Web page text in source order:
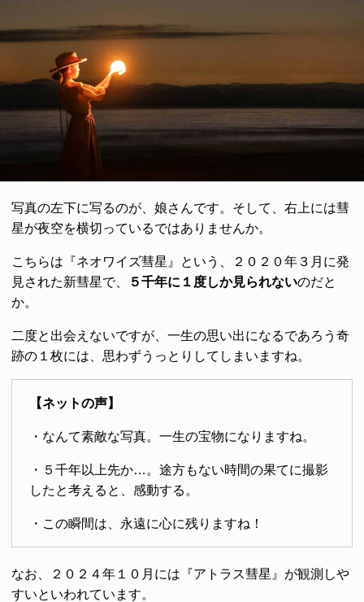
写真の左下に写るのが、娘さんです。そして、右上には彗
星が夜空を横切っているではありませんか。
こちらは『ネオワイズ彗星』という、２０２０年３月に発
見された新彗星で、
５千年に１度しか見られないのだと
か。
二度と出会えないですが、一生の思い出になるであろう奇
跡の１枚には、思わずうっとりしてしまいますね。
【ネットの声】
・なんて素敵な写真。一生の宝物になりますね。
・５千年以上先か…。途方もない時間の果てに撮影
したと考えると、感動する。
・この瞬間は、永遠に心に残りますね！
なお、２０２４年１０月には『アトラス彗星』が観測しや
すいといわれています。